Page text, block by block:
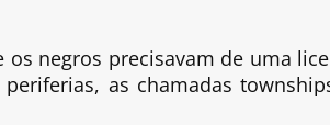
negros precisavam de uma
as chamadas